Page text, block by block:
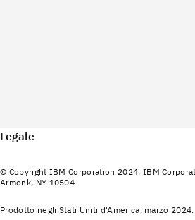
Legale
© Copyright IBM Corporation 2024. IBM
Armonk, NY 10504
Prodotto negli Stati Uniti d'America, marzo 2024.